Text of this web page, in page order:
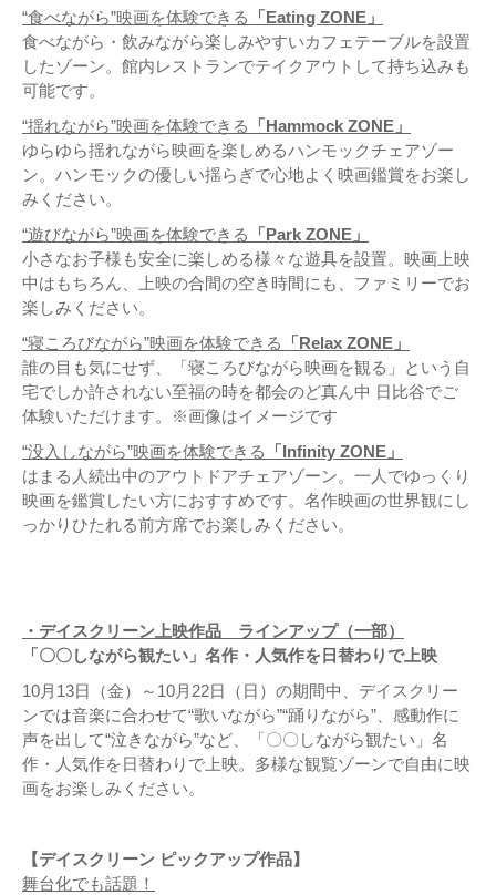
“食べながら”映画を体験できる
「Eating ZONE」
食べながら・飲みながら楽しみやすいカフェテーブルを設置
したゾーン。館内レストランでテイクアウトして持ち込みも
可能です。
“揺れながら”映画を体験できる
「Hammock ZONE」
ゆらゆら揺れながら映画を楽しめるハンモックチェアゾー
ン。ハンモックの優しい揺らぎで心地よく映画鑑賞をお楽し
みください。
“遊びながら”映画を体験できる
「Park ZONE」
小さなお子様も安全に楽しめる様々な遊具を設置。映画上映
中はもちろん、上映の合間の空き時間にも、ファミリーでお
楽しみください。
“寝ころびながら”映画を体験できる
「Relax ZONE」
誰の目も気にせず、「寝ころびながら映画を観る」という自
宅でしか許されない至福の時を都会のど真ん中 日比谷でご
体験いただけます。※画像はイメージです
“没入しながら”映画を体験できる
「Infinity ZONE」
はまる人続出中のアウトドアチェアゾーン。一人でゆっくり
映画を鑑賞したい方におすすめです。名作映画の世界観にし
っかりひたれる前方席でお楽しみください。
・デイスクリーン上映作品 ラインアップ（一部）
「〇〇しながら観たい」名作・人気作を日替わりで上映
10月13日（金）～10月22日（日）の期間中、デイスクリー
ンでは音楽に合わせて“歌いながら”“踊りながら”、感動作に
声を出して“泣きながら”など、「〇〇しながら観たい」名
作・人気作を日替わりで上映。多様な観覧ゾーンで自由に映
画をお楽しみください。
【デイスクリーン ピックアップ作品】
舞台化でも話題！